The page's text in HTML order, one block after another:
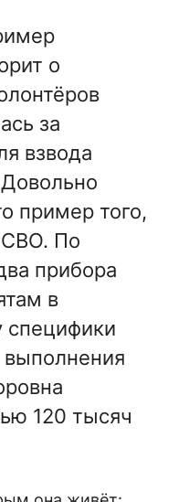
о
за
взвода
пример того,
СВО. По
прибора
в
специфики
120 тысяч